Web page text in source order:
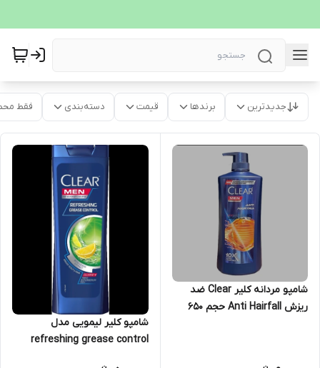
جدیدترین برندها قیمت دسته‌بندی فقط
شامپو مردانه کلیر Clear ضد
ریزش Anti Hairfall حجم 650
شامپو کلیر لیمویی مدل
refreshing grease control